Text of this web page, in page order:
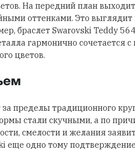
На передний план
оттенками. Это
браслет Swarovski Teddy
гармонично сочетается
цветов.
пределы традиционного
стали скучными, а по
смелости и желания
еще одно тому